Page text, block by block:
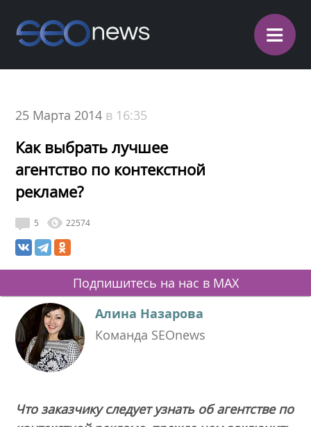
≡
25 Марта 2014 в 16:35
Как выбрать лучшее
агентство по контекстной
рекламе?
5 22574
Подпишитесь на нас в MAX
Алина Назарова
Команда SEOnews
Что заказчику следует узнать об агентстве по